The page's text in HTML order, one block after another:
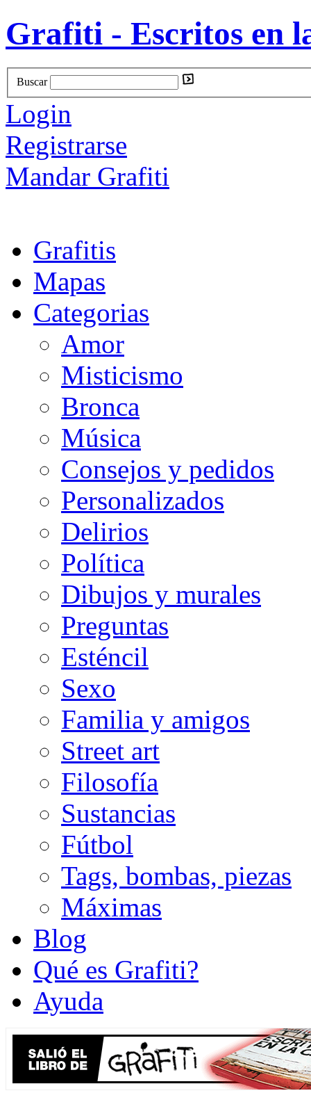
Grafiti - Escritos en
Buscar
Login
Registrarse
Mandar Grafiti
Grafitis
Mapas
Categorias
Amor
Misticismo
Bronca
Música
Consejos y pedidos
Personalizados
Delirios
Política
Dibujos y murales
Preguntas
Esténcil
Sexo
Familia y amigos
Street art
Filosofía
Sustancias
Fútbol
Tags, bombas, piezas
Máximas
Blog
Qué es Grafiti?
Ayuda